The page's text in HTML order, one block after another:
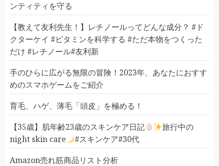
ンティティを守る
【教えて友利先生！】レチノールってどんな成分？ #ド
クターケイ #ビタミンを科学する #ただ本物をつくった
だけ #レチノール#友利新
手のひらに広がる無限の冒険！2023年、あなたにおすす
めのスマホゲームをご紹介
育毛、ハゲ、薄毛「頭皮」を極める！
【35歳】肌年齢23歳のスキンケア日記
旅行中の
night skin care
#スキンケア#30代
Amazon売れ筋商品リスト分析